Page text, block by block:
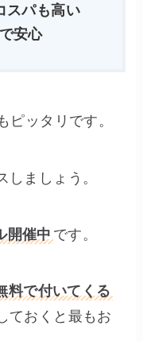
スパも高い
安心
ピッタリです。
しましょう。
開催中 です。
料で付いてくる
ておくと最もお